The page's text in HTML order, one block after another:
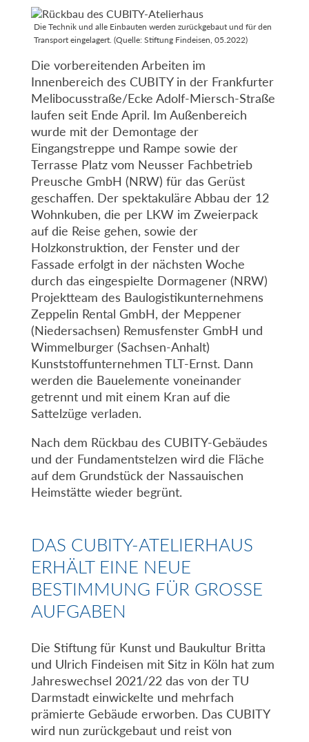
Die Technik und alle Einbauten werden zurückgebaut und für den
Transport eingelagert. (Quelle: Stiftung Findeisen, 05.2022)
Die vorbereitenden Arbeiten im
Innenbereich des CUBITY in der Frankfurter
Melibocusstraße/Ecke Adolf-Miersch-Straße
laufen seit Ende April. Im Außenbereich
wurde mit der Demontage der
Eingangstreppe und Rampe sowie der
Terrasse Platz vom Neusser Fachbetrieb
Preusche GmbH (NRW) für das Gerüst
geschaffen. Der spektakuläre Abbau der 12
Wohnkuben, die per LKW im Zweierpack
auf die Reise gehen, sowie der
Holzkonstruktion, der Fenster und der
Fassade erfolgt in der nächsten Woche
durch das eingespielte Dormagener (NRW)
Projektteam des Baulogistikunternehmens
Zeppelin Rental GmbH, der Meppener
(Niedersachsen) Remusfenster GmbH und
Wimmelburger (Sachsen-Anhalt)
Kunststoffunternehmen TLT-Ernst. Dann
werden die Bauelemente voneinander
getrennt und mit einem Kran auf die
Sattelzüge verladen.
Nach dem Rückbau des CUBITY-Gebäudes
und der Fundamentstelzen wird die Fläche
auf dem Grundstück der Nassauischen
Heimstätte wieder begrünt.
DAS CUBITY-ATELIERHAUS
ERHÄLT EINE NEUE
BESTIMMUNG FÜR GROSSE A
UFGABEN
Die Stiftung für Kunst und Baukultur Britta
und Ulrich Findeisen mit Sitz in Köln hat zum
Jahreswechsel 2021/22 das von der TU
Darmstadt einwickelte und mehrfach
prämierte Gebäude erworben. Das CUBITY
wird nun zurückgebaut und reist von